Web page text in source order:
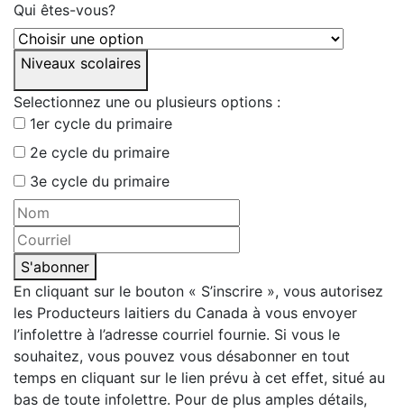
Qui êtes-vous?
Niveaux scolaires
Selectionnez une ou plusieurs options :
1er cycle du primaire
2e cycle du primaire
3e cycle du primaire
S'abonner
En cliquant sur le bouton « S’inscrire », vous autorisez
les Producteurs laitiers du Canada à vous envoyer
l’infolettre à l’adresse courriel fournie. Si vous le
souhaitez, vous pouvez vous désabonner en tout
temps en cliquant sur le lien prévu à cet effet, situé au
bas de toute infolettre. Pour de plus amples détails,